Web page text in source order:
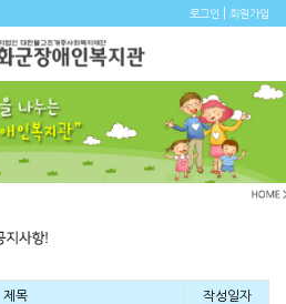
로그인 회원가입
제목 작성일자